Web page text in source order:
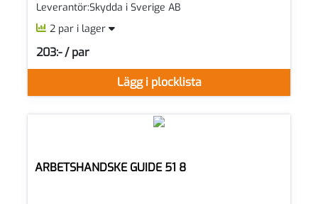
Leverantör:Skydda i Sverige AB
2 par i lager
Lägg i plocklista
203:- / par
SEK per PAR
ARBETSHANDSKE GUIDE 51 8